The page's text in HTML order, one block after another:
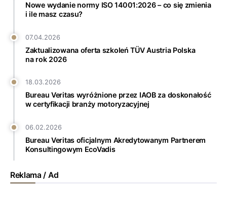
Nowe wydanie normy ISO 14001:2026 – co się zmienia
i ile masz czasu?
07.04.2026
Zaktualizowana oferta szkoleń TÜV Austria Polska
na rok 2026
18.03.2026
Bureau Veritas wyróżnione przez IAOB za doskonałość
w certyfikacji branży motoryzacyjnej
06.02.2026
Bureau Veritas oficjalnym Akredytowanym Partnerem
Konsultingowym EcoVadis
Reklama / Ad